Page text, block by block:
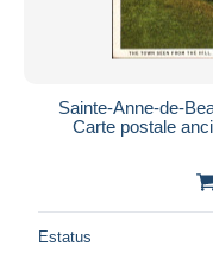
Sainte-Anne-de-
Carte postale
Estatus